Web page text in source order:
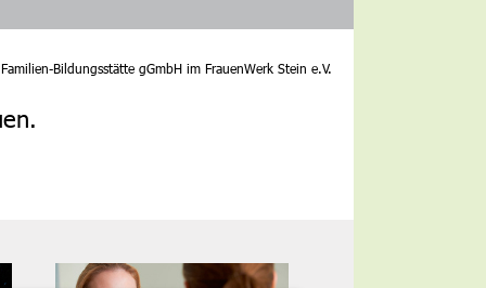
Bildungsstätte gGmbH im FrauenWerk Stein e.V.